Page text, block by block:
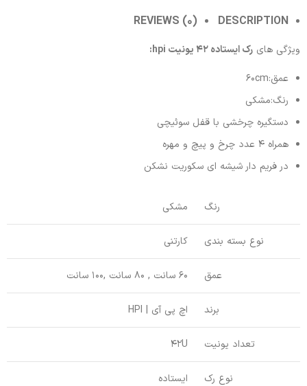
DESCRIPTION
REVIEWS (0)
ویژگی های رک ایستاده 42 یونیت hpi:
عمق:60cm
رنگ:مشکی
دستگیره چرخشی با قفل سوئیچی
همراه 4 عدد چرخ و پیچ و مهره
در فریم دار شیشه ای سکوریت نشکن
رنگ مشکی
نوع بسته بندی کارتنی
عمق 60 سانت , 80 سانت ,100 سانت
برند اچ پی آی | HPI
تعداد یونیت 42U
نوع رک ایستاده